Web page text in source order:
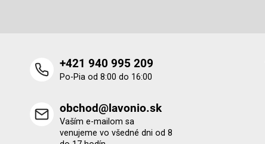
+421 940 995 209
Po-Pia od 8:00 do 16:00
obchod@lavonio.sk
Vaším e-mailom sa
venujeme vo všedné dni od 8